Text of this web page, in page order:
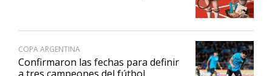
COPA ARGENTINA
Confirmaron las fechas para definir